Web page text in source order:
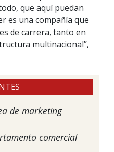
que aquí puedan
es una compañía que
de carrera, tanto en
multinacional”,
de marketing
comercial